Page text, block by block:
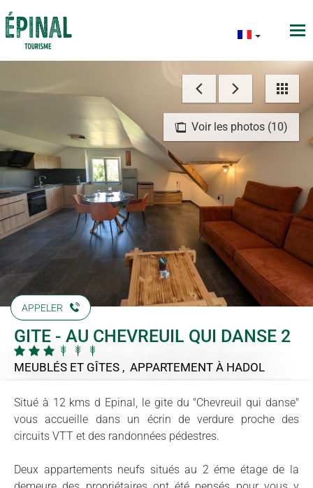
Voir les photos (10)
APPELER
GITE - AU CHEVREUIL QUI DANSE 2
MEUBLÉS ET GÎTES , APPARTEMENT À HADOL
Situé à 12 kms d Epinal, le gite du "Chevreuil qui danse"
vous accueille dans un écrin de verdure proche des
circuits VTT et des randonnées pédestres.
Deux appartements neufs situés au 2 éme étage de la